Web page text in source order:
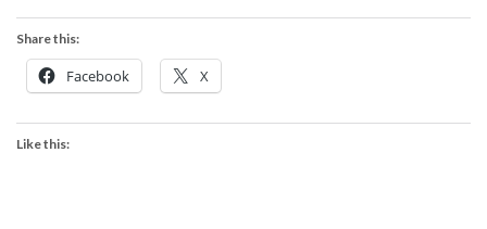
Share this:
Facebook X
Like this: